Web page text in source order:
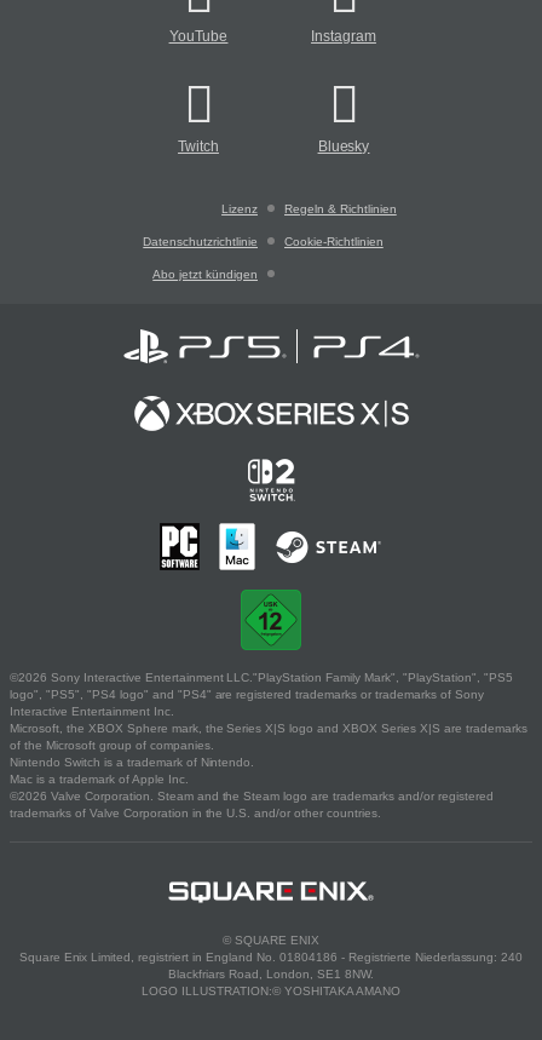
YouTube Instagram
Twitch Bluesky
Lizenz Regeln & Richtlinien
Datenschutzrichtlinie Cookie-Richtlinien
Abo jetzt kündigen
©2026 Sony Interactive Entertainment LLC."PlayStation Family Mark", "PlayStation", "PS5
logo", "PS5", "PS4 logo" and "PS4" are registered trademarks or trademarks of Sony
Interactive Entertainment Inc.
Microsoft, the XBOX Sphere mark, the Series X|S logo and XBOX Series X|S are trademarks
of the Microsoft group of companies.
Nintendo Switch is a trademark of Nintendo.
Mac is a trademark of Apple Inc.
©2026 Valve Corporation. Steam and the Steam logo are trademarks and/or registered
trademarks of Valve Corporation in the U.S. and/or other countries.
© SQUARE ENIX
Square Enix Limited, registriert in England No. 01804186 - Registrierte Niederlassung: 240
Blackfriars Road, London, SE1 8NW.
LOGO ILLUSTRATION:© YOSHITAKA AMANO